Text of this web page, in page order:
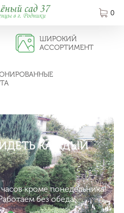
0
ШИРОКИЙ
АССОРТИМЕНТ
КАЖДЫЙ
кроме понедельника!
без обеда!